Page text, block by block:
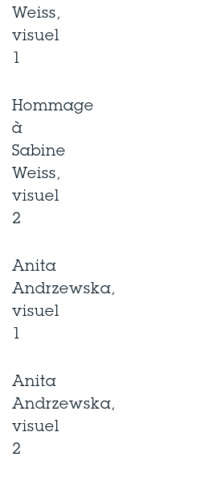
Weiss,
visuel
1
Hommage
à
Sabine
Weiss,
visuel
2
Anita
Andrzewska,
visuel
1
Anita
Andrzewska,
visuel
2